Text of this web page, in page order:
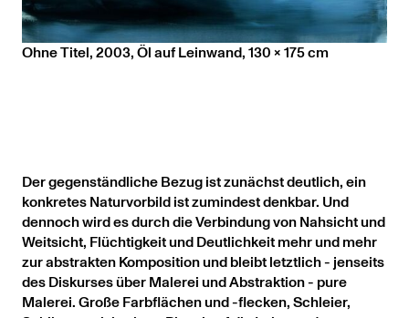
Ohne Titel, 2003, Öl auf Leinwand, 130 x 175 cm
Der gegenständliche Bezug ist zunächst deutlich, ein
konkretes Naturvorbild ist zumindest denkbar. Und
dennoch wird es durch die Verbindung von Nahsicht und
Weitsicht, Flüchtigkeit und Deutlichkeit mehr und mehr
zur abstrakten Komposition und bleibt letztlich - jenseits
des Diskurses über Malerei und Abstraktion - pure
Malerei. Große Farbflächen und -flecken, Schleier,